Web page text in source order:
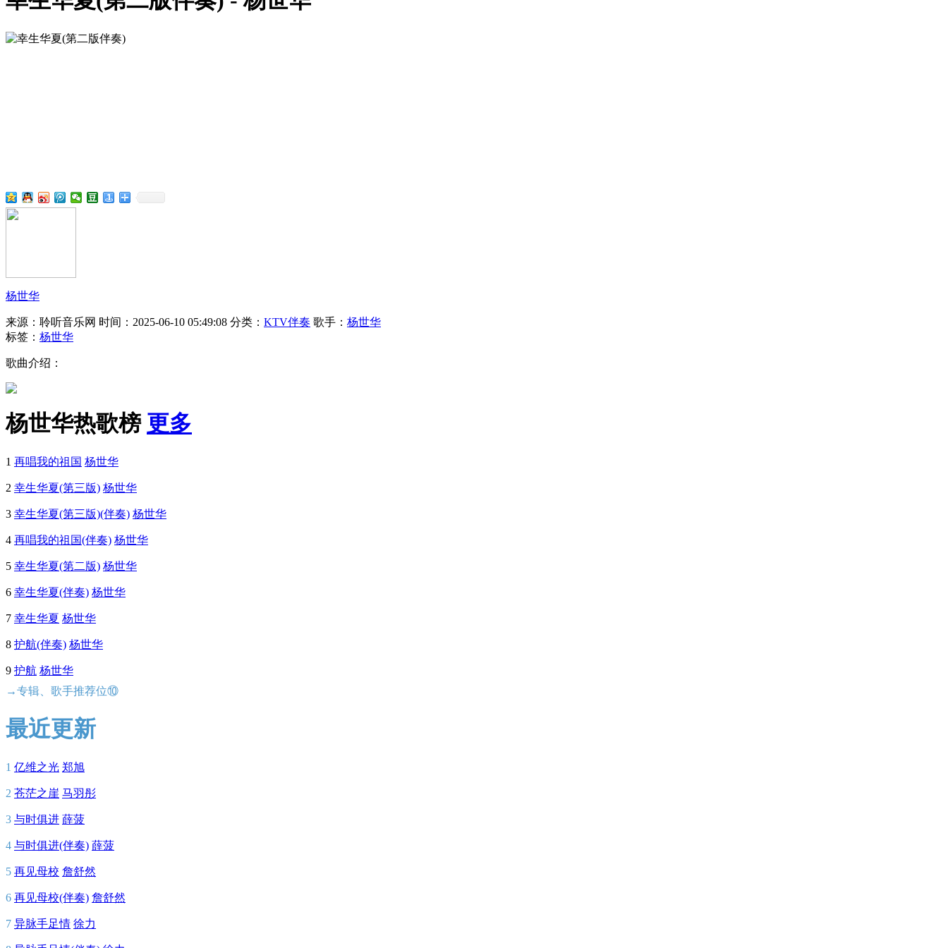
杨世华
来源：聆听音乐网 时间：2025-06-10 05:49:08 分类： KTV伴奏 歌手： 杨世华
标签： 杨世华
歌曲介绍：
杨世华热歌榜 更多
1 再唱我的祖国 杨世华
2 幸生华夏(第三版) 杨世华
3 幸生华夏(第三版)(伴奏) 杨世华
4 再唱我的祖国(伴奏) 杨世华
5 幸生华夏(第二版) 杨世华
6 幸生华夏(伴奏) 杨世华
7 幸生华夏 杨世华
8 护航(伴奏) 杨世华
9 护航 杨世华
→专辑、歌手推荐位⑩
最近更新
1 亿维之光 郑旭
2 苍茫之崖 马羽彤
3 与时俱进 薛菠
4 与时俱进(伴奏) 薛菠
5 再见母校 詹舒然
6 再见母校(伴奏) 詹舒然
7 异脉手足情 徐力